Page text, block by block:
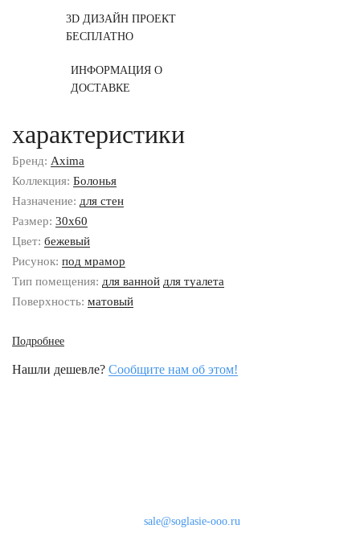
3D ДИЗАЙН ПРОЕКТ
БЕСПЛАТНО
ИНФОРМАЦИЯ О
ДОСТАВКЕ
характеристики
Бренд: Axima
Коллекция: Болонья
Назначение: для стен
Размер: 30x60
Цвет: бежевый
Рисунок: под мрамор
Тип помещения: для ванной для туалета
Поверхность: матовый
Подробнее
Нашли дешевле? Сообщите нам об этом!
sale@soglasie-ooo.ru